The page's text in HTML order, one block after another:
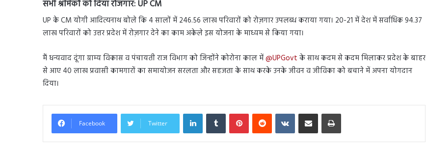
सभी श्रमिकों को दिया रोजगार: UP CM
UP के CM योगी आदित्यनाथ बोले कि 4 सालों में 246.56 लाख परिवारों को रोज़गार उपलब्ध कराया गया। 20-21 में देश में सर्वाधिक 94.37
लाख परिवारों को उत्तर प्रदेश में रोज़गार देने का काम अकेले इस योजना के माध्यम से किया गया।
मैं धन्यवाद दूंगा ग्राम्य विकास व पंचायती राज विभाग को जिन्होंने कोरोना काल में@UPGovt के साथ कदम से कदम मिलाकर प्रदेश के बाहर
से आए 40 लाख प्रवासी कामगारों का समायोजन सरलता और सहजता के साथ करके उनके जीवन व जीविका को बचाने में अपना योगदान
दिया।
Facebook Twitter
LinkedInTumblr PinterestReddit VKontakteShare via Email Print